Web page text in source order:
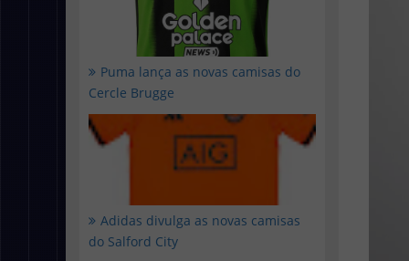
Puma lança as novas camisas do
Cercle Brugge
Adidas divulga as novas camisas
do Salford City